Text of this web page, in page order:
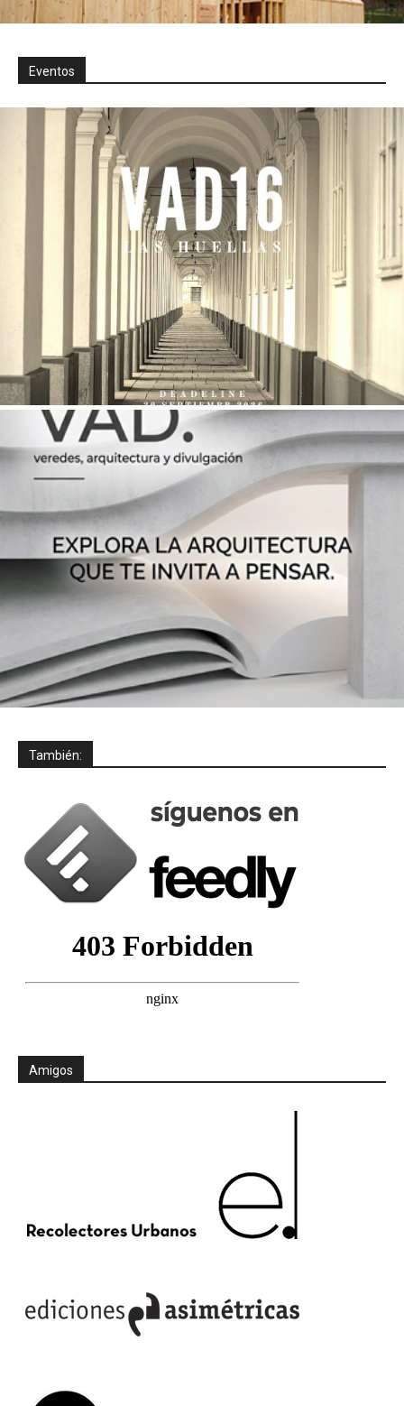
Eventos
También:
Amigos